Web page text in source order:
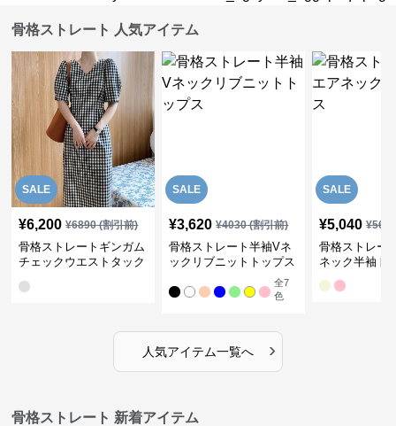
骨格ストレート 人気アイテム
SALE
¥6,200 ¥6890(割引前)
骨格ストレートギンガム
チェックウエストタック
SALE
¥3,620 ¥4030(割引前)
骨格ストレート半袖Vネ
ックリブニットトップス
全7
色
SALE
¥5,040 ¥
骨格ストレー
ネック半袖ト
人気アイテム一覧へ ›
骨格ストレート 新着アイテム